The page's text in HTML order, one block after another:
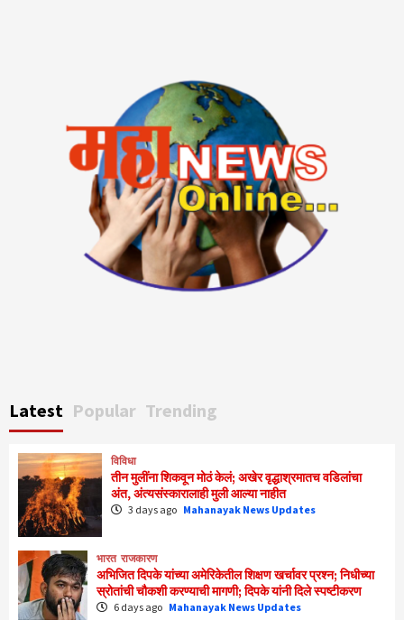
Latest Popular Trending
विविधा
तीन मुलींना शिकवून मोठं केलं; अखेर वृद्धाश्रमातच वडिलांचा
अंत, अंत्यसंस्कारालाही मुली आल्या नाहीत
3 days ago Mahanayak News Updates
भारत राजकारण
अभिजित दिपके यांच्या अमेरिकेतील शिक्षण खर्चावर प्रश्न; निधीच्या
स्रोतांची चौकशी करण्याची मागणी; दिपके यांनी दिले स्पष्टीकरण
6 days ago Mahanayak News Updates